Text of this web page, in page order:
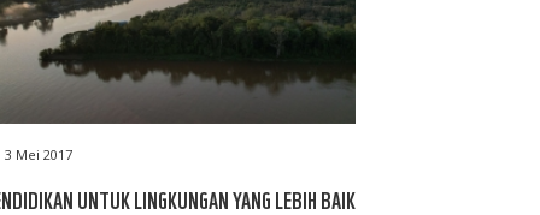
3 Mei 2017
UNTUK LINGKUNGAN YANG LEBIH BAIK